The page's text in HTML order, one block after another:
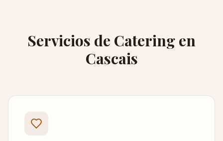
Servicios de Catering en
Cascais